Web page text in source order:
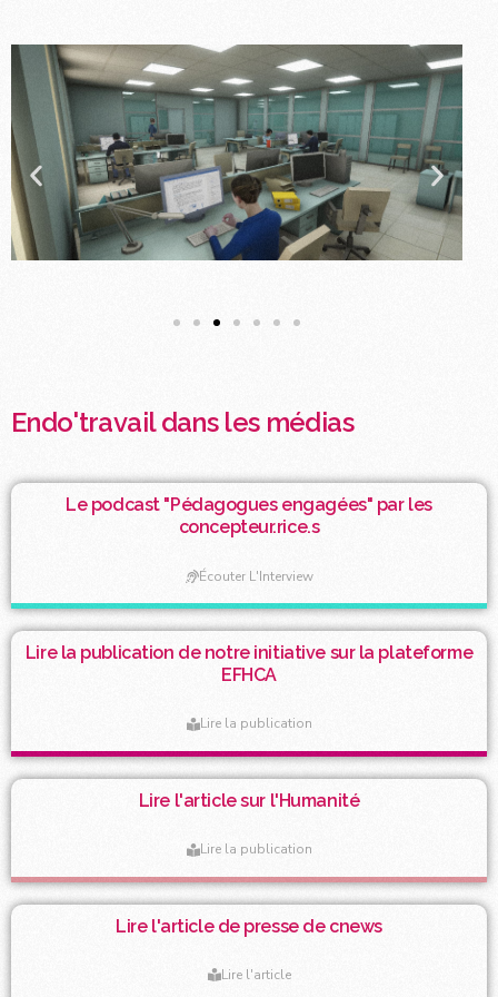
Endo'travail dans les médias
Le podcast "Pédagogues engagées" par les
concepteur.rice.s
Écouter L'Interview
Lire la publication de notre initiative sur la plateforme
EFHCA
Lire la publication
Lire l'article sur l'Humanité
Lire la publication
Lire l'article de presse de cnews
Lire l'article